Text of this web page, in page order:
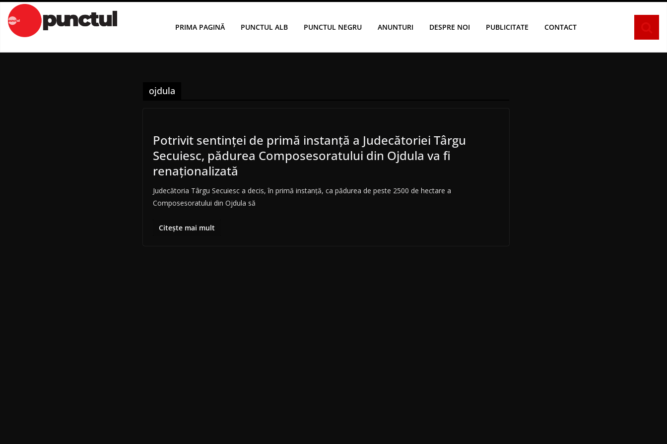
Sari
conținut
PRIMA PAGINĂ PUNCTUL ALB PUNCTUL NEGRU ANUNTURI DESPRE NOI PUBLICITATE CONTACT
ojdula
Potrivit sentinţei de primă instanţă a Judecătoriei Târgu
Secuiesc, pădurea Composesoratului din Ojdula va fi
renaţionalizată
Judecătoria Târgu Secuiesc a decis, în primă instanţă, ca pădurea de peste 2500 de hectare a
Composesoratului din Ojdula să
Citește mai mult